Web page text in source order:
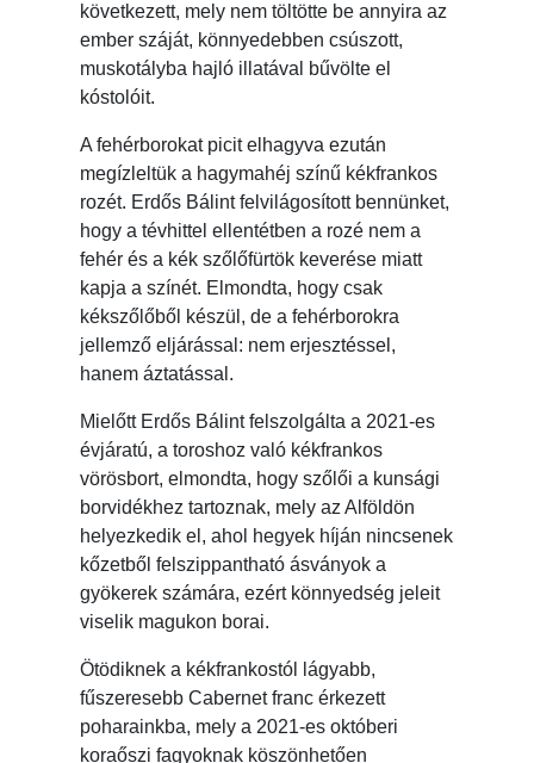
következett, mely nem töltötte be annyira az
ember száját, könnyedebben csúszott,
muskotályba hajló illatával bűvölte el
kóstolóit.
A fehérborokat picit elhagyva ezután
megízleltük a hagymahéj színű kékfrankos
rozét. Erdős Bálint felvilágosított bennünket,
hogy a tévhittel ellentétben a rozé nem a
fehér és a kék szőlőfürtök keverése miatt
kapja a színét. Elmondta, hogy csak
kékszőlőből készül, de a fehérborokra
jellemző eljárással: nem erjesztéssel,
hanem áztatással.
Mielőtt Erdős Bálint felszolgálta a 2021-es
évjáratú, a toroshoz való kékfrankos
vörösbort, elmondta, hogy szőlői a kunsági
borvidékhez tartoznak, mely az Alföldön
helyezkedik el, ahol hegyek híján nincsenek
kőzetből felszippantható ásványok a
gyökerek számára, ezért könnyedség jeleit
viselik magukon borai.
Ötödiknek a kékfrankostól lágyabb,
fűszeresebb Cabernet franc érkezett
poharainkba, mely a 2021-es októberi
koraőszi fagyoknak köszönhetően